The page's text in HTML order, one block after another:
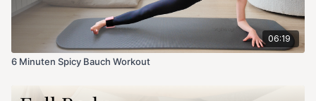
06:19
6 Minuten Spicy Bauch Workout